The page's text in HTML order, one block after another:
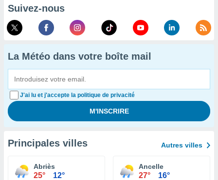
Suivez-nous
La Météo dans votre boîte mail
J'ai lu et j'accepte la politique de privacité
Principales villes Autres villes
Abriès
25° 12°
Ancelle
27° 16°